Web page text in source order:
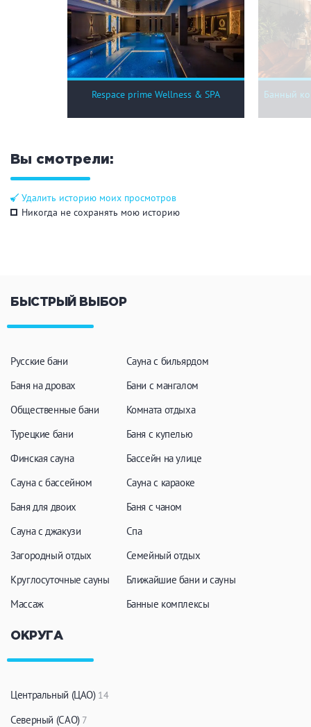
Respace prime Wellness & SPA Банный
Вы смотрели:
Удалить историю моих просмотров
Никогда не сохранять мою историю
БЫСТРЫЙ ВЫБОР
Русские бани
Баня на дровах
Общественные бани
Турецкие бани
Финская сауна
Сауна с бассейном
Баня для двоих
Сауна с джакузи
Загородный отдых
Круглосуточные сауны
Массаж
Сауна с бильярдом
Бани с мангалом
Комната отдыха
Баня с купелью
Бассейн на улице
Сауна с караоке
Баня с чаном
Спа
Семейный отдых
Ближайшие бани и сауны
Банные комплексы
ОКРУГА
Центральный (ЦАО) 14
Северный (САО) 7